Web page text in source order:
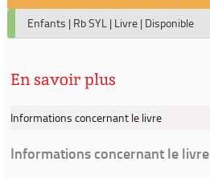
Enfants | Rb SYL | Livre | Disponible
En savoir plus
Informations concernant le livre
Informations concernant le livre